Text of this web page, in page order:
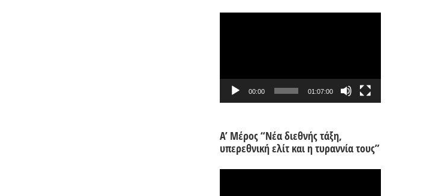
00:00 01:07:00
Α’ Μέρος “Νέα διεθνής τάξη,
υπερεθνική ελίτ και η τυραννία τους”